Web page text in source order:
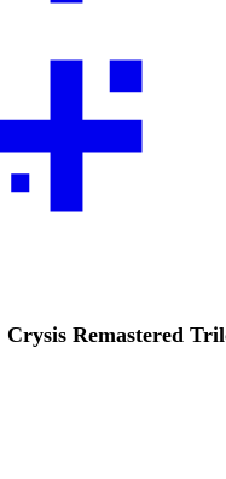
Crysis Remastered